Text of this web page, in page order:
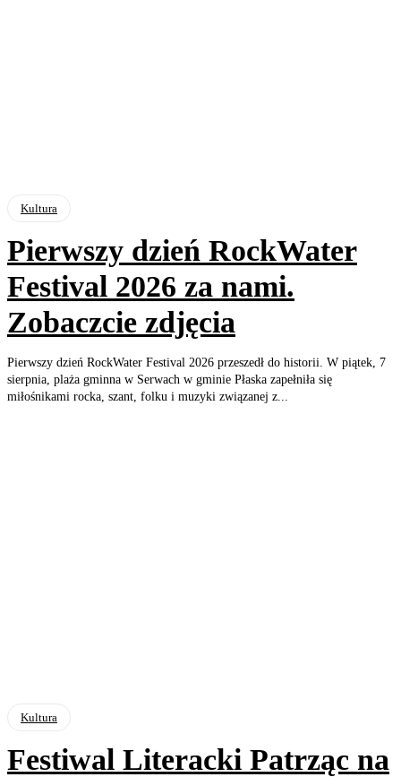
Kultura
Pierwszy dzień RockWater
Festival 2026 za nami.
Zobaczcie zdjęcia
Pierwszy dzień RockWater Festival 2026 przeszedł do historii. W piątek, 7
sierpnia, plaża gminna w Serwach w gminie Płaska zapełniła się
miłośnikami rocka, szant, folku i muzyki związanej z...
Kultura
Festiwal Literacki Patrząc na